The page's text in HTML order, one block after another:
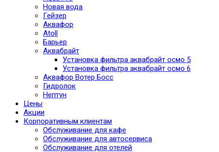
Новая вода
Гейзер
Аквафор
Atoll
Барьер
Аквабрайт
Установка фильтра аквабрайт осмо 5
Установка фильтра аквабрайт осмо 6
Аквафор Вотер Босс
Гидролок
Нептун
Цены
Акции
Корпоративным клиентам
Обслуживание для кафе
Обслуживание для автосервиса
Обслуживание для отелей